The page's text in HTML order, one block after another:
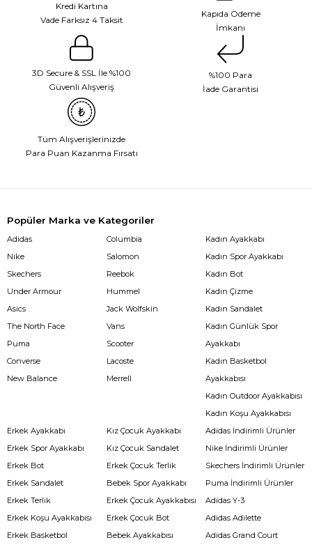
Kredi Kartına
Vade Farksız 4 Taksit
Kapıda Ödeme
İmkanı
3D Secure & SSL İle %100
Güvenli Alışveriş
%100 Para
İade Garantisi
Tüm Alışverişlerinizde
Para Puan Kazanma Fırsatı
Popüler Marka ve Kategoriler
Adidas
Nike
Skechers
Under Armour
Asics
The North Face
Puma
Converse
New Balance
Columbia
Salomon
Reebok
Hummel
Jack Wolfskin
Vans
Scooter
Lacoste
Merrell
Kadın Ayakkabı
Kadın Spor Ayakkabı
Kadın Bot
Kadın Çizme
Kadın Sandalet
Kadın Günlük Spor
Ayakkabı
Kadın Basketbol
Ayakkabısı
Kadın Outdoor Ayakkabısı
Kadın Koşu Ayakkabısı
Erkek Ayakkabı
Erkek Spor Ayakkabı
Erkek Bot
Erkek Sandalet
Erkek Terlik
Erkek Koşu Ayakkabısı
Erkek Basketbol
Kız Çocuk Ayakkabı
Kız Çocuk Sandalet
Erkek Çocuk Terlik
Bebek Spor Ayakkabı
Erkek Çocuk Ayakkabısı
Erkek Çocuk Bot
Bebek Ayakkabısı
Adidas İndirimli Ürünler
Nike İndirimli Ürünler
Skechers İndirimli Ürünler
Puma İndirimli Ürünler
Adidas Y-3
Adidas Adilette
Adidas Grand Court